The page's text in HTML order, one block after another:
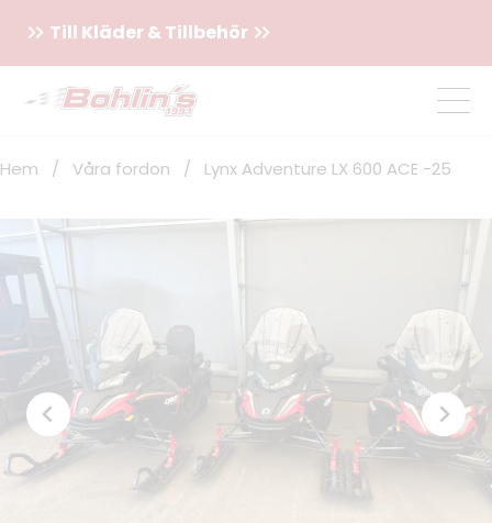
Till Kläder & Tillbehör
Hem / Våra fordon / Lynx Adventure LX 600 ACE -25